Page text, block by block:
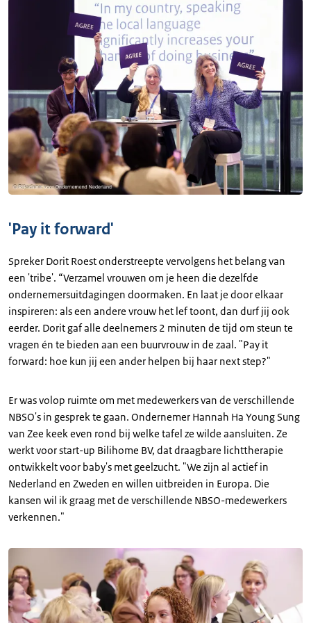
'Pay it forward'
Spreker Dorit Roest onderstreepte vervolgens het belang van
een 'tribe'. “Verzamel vrouwen om je heen die dezelfde
ondernemersuitdagingen doormaken. En laat je door elkaar
inspireren: als een andere vrouw het lef toont, dan durf jij ook
eerder. Dorit gaf alle deelnemers 2 minuten de tijd om steun te
vragen én te bieden aan een buurvrouw in de zaal. "Pay it
forward: hoe kun jij een ander helpen bij haar next step?"
Er was volop ruimte om met medewerkers van de verschillende
NBSO's in gesprek te gaan. Ondernemer Hannah Ha Young Sung
van Zee keek even rond bij welke tafel ze wilde aansluiten. Ze
werkt voor start-up Bilihome BV, dat draagbare lichttherapie
ontwikkelt voor baby's met geelzucht. "We zijn al actief in
Nederland en Zweden en willen uitbreiden in Europa. Die
kansen wil ik graag met de verschillende NBSO-medewerkers
verkennen."